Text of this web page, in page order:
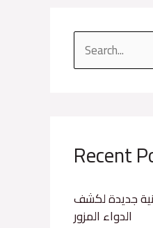
e
c
h
f
o
Recent
جديدة لكشف
الدواء المزور